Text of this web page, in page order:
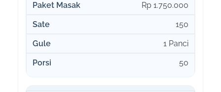
Rp 1.750.000
150
1 Panci
50